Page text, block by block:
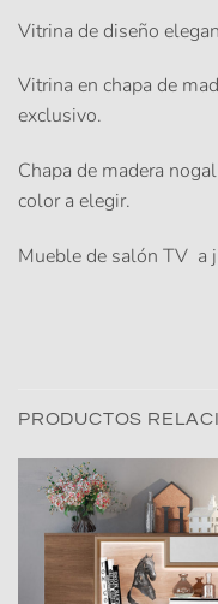
Vitrina de diseño
Vitrina en chapa de
exclusivo.
Chapa de madera
color a elegir.
Mueble de salón TV a
PRODUCTOS